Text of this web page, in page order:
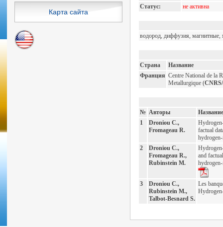
Карта сайта
Статус:
не активна
водород, диффузия, магнитные,
Страна
Название
Франция Centre National de la
Metallurgique (
№ Авторы
Название
1
Droniou C.,
Fromageau R.
factual
2
Droniou C.,
Fromageau R.,
Rubinstein M.
and
3
Droniou C.,
Rubinstein M.,
Talbot-Besnard S.
Les